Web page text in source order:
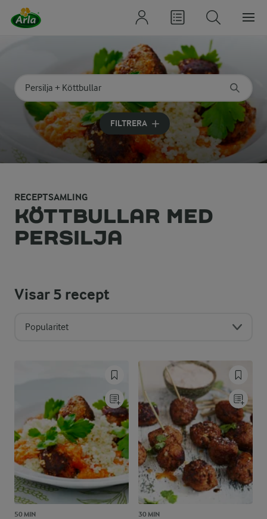
Sök på kategori eller ingrediens
Skriv in sökord för att få förslag
FILTRERA
RECEPTSAMLING
KÖTTBULLAR MED
PERSILJA
Visar5 recept
Popularitet
50 MIN 30 MIN